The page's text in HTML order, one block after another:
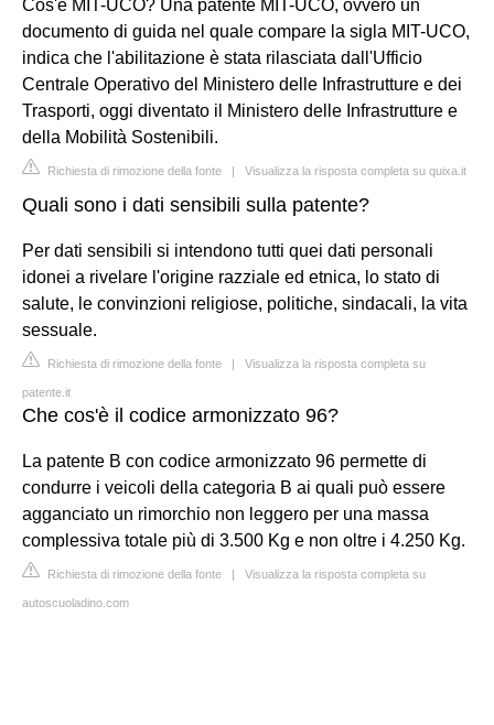
Cos'è MIT-UCO? Una patente MIT-UCO, ovvero un
documento di guida nel quale compare la sigla MIT-UCO,
indica che l'abilitazione è stata rilasciata dall'Ufficio
Centrale Operativo del Ministero delle Infrastrutture e dei
Trasporti, oggi diventato il Ministero delle Infrastrutture e
della Mobilità Sostenibili.
Richiesta di rimozione della fonte | Visualizza la risposta completa su quixa.it
Quali sono i dati sensibili sulla patente?
Per dati sensibili si intendono tutti quei dati personali
idonei a rivelare l'origine razziale ed etnica, lo stato di
salute, le convinzioni religiose, politiche, sindacali, la vita
sessuale.
Richiesta di rimozione della fonte | Visualizza la risposta completa su
patente.it
Che cos'è il codice armonizzato 96?
La patente B con codice armonizzato 96 permette di
condurre i veicoli della categoria B ai quali può essere
agganciato un rimorchio non leggero per una massa
complessiva totale più di 3.500 Kg e non oltre i 4.250 Kg.
Richiesta di rimozione della fonte | Visualizza la risposta completa su
autoscuoladino.com